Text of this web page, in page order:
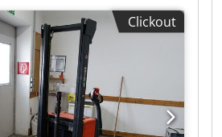
Clickout